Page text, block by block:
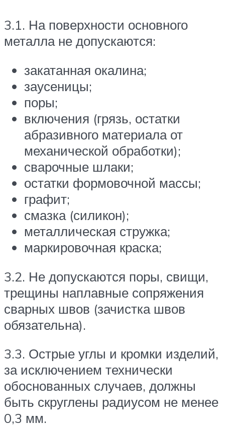
3.1. На поверхности основного
металла не допускаются:
закатанная окалина;
заусеницы;
поры;
включения (грязь, остатки
абразивного материала от
механической обработки);
сварочные шлаки;
остатки формовочной массы;
графит;
смазка (силикон);
металлическая стружка;
маркировочная краска;
3.2. Не допускаются поры, свищи,
трещины наплавные сопряжения
сварных швов (зачистка швов
обязательна).
3.3. Острые углы и кромки изделий,
за исключением технически
обоснованных случаев, должны
быть скруглены радиусом не менее
0,3 мм.